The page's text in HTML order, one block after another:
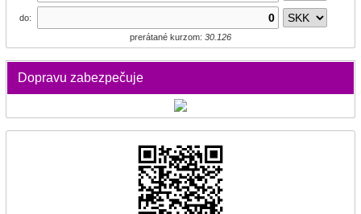
do:
prerátané kurzom: 30.126
Dopravu zabezpečuje